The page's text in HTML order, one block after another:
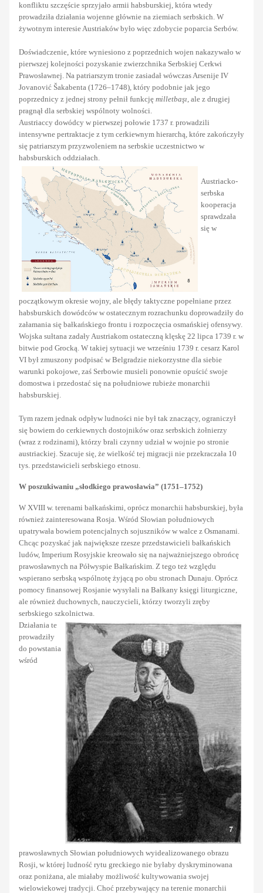
konfliktu szczęście sprzyjało armii habsburskiej, która wtedy
prowadziła działania wojenne głównie na ziemiach serbskich. W
żywotnym interesie Austriaków było więc zdobycie poparcia Serbów.
Doświadczenie, które wyniesiono z poprzednich wojen nakazywało w
pierwszej kolejności pozyskanie zwierzchnika Serbskiej Cerkwi
Prawosławnej. Na patriarszym tronie zasiadał wówczas Arsenije IV
Jovanović Šakabenta (1726–1748), który podobnie jak jego
poprzednicy z jednej strony pełnił funkcję milletbaşı, ale z drugiej
pragnął dla serbskiej wspólnoty wolności.
Austriaccy dowódcy w pierwszej połowie 1737 r. prowadzili
intensywne pertraktacje z tym cerkiewnym hierarchą, które zakończyły
się patriarszym przyzwoleniem na serbskie uczestnictwo w
habsburskich oddziałach.
Austriacko-
serbska
kooperacja
sprawdzała
się w
początkowym okresie wojny, ale błędy taktyczne popełniane przez
habsburskich dowódców w ostatecznym rozrachunku doprowadziły do
załamania się bałkańskiego frontu i rozpoczęcia osmańskiej ofensywy.
Wojska sułtana zadały Austriakom ostateczną klęskę 22 lipca 1739 r. w
bitwie pod Grocką. W takiej sytuacji we wrześniu 1739 r. cesarz Karol
VI był zmuszony podpisać w Belgradzie niekorzystne dla siebie
warunki pokojowe, zaś Serbowie musieli ponownie opuścić swoje
domostwa i przedostać się na południowe rubieże monarchii
habsburskiej.
Tym razem jednak odpływ ludności nie był tak znaczący, ograniczył
się bowiem do cerkiewnych dostojników oraz serbskich żołnierzy
(wraz z rodzinami), którzy brali czynny udział w wojnie po stronie
austriackiej. Szacuje się, że wielkość tej migracji nie przekraczała 10
tys. przedstawicieli serbskiego etnosu.
W poszukiwaniu „słodkiego prawosławia” (1751–1752)
W XVIII w. terenami bałkańskimi, oprócz monarchii habsburskiej, była
również zainteresowana Rosja. Wśród Słowian południowych
upatrywała bowiem potencjalnych sojuszników w walce z Osmanami.
Chcąc pozyskać jak największe rzesze przedstawicieli bałkańskich
ludów, Imperium Rosyjskie kreowało się na najważniejszego obrońcę
prawosławnych na Półwyspie Bałkańskim. Z tego też względu
wspierano serbską wspólnotę żyjącą po obu stronach Dunaju. Oprócz
pomocy finansowej Rosjanie wysyłali na Bałkany księgi liturgiczne,
ale również duchownych, nauczycieli, którzy tworzyli zręby
serbskiego szkolnictwa.
Działania te
prowadziły
do powstania
wśród
prawosławnych Słowian południowych wyidealizowanego obrazu
Rosji, w której ludność rytu greckiego nie byłaby dyskryminowana
oraz poniżana, ale miałaby możliwość kultywowania swojej
wielowiekowej tradycji. Choć przebywający na terenie monarchii